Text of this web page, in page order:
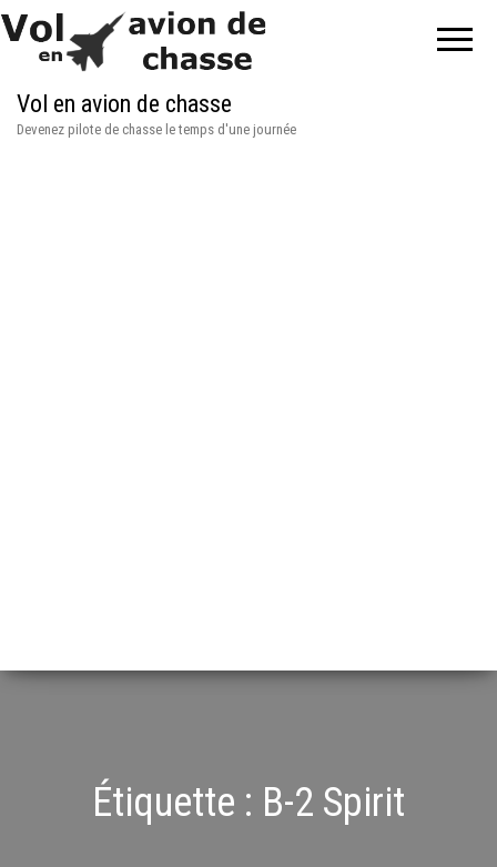
Vol en avion de chasse
Devenez pilote de chasse le temps d'une journée
Étiquette : B-2 Spirit